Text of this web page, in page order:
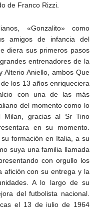
de Franco Rizzi.
«Gonzalito» como
amigos de infancia del
diera sus primeros pasos
entrenadores de la
Alterio Aniello, ambos Que
los 13 años enriqueciera
con una de las más
del momento como lo
Milan, gracias al Sr Tino
en su momento.
formación en Italia, a su
suya una familia llamada
con orgullo los
afición con su entrega y la
A lo largo de su
del futbolista nacional.
el 13 de julio de 1964